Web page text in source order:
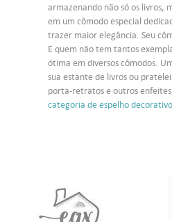
armazenando não só os livros,
em um cômodo especial
trazer maior elegância. Seu
E quem não tem tantos
ótima em diversos cômodos.
sua estante de livros ou
porta-retratos e outros
categoria de espelho decorativo